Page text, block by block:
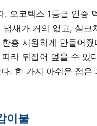
오코텍스 1등급 인증
새가 거의 없고, 실크
층 시원하게 만들어
라 뒤집어 덮을 수 있
. 한 가지 아쉬운 점은
이불